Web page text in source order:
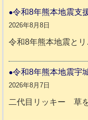
令和8年熊本地震
2026年8月8日
令和8年熊本地震と
令和8年熊本地震宇
2026年8月7日
二代目リッキー 草